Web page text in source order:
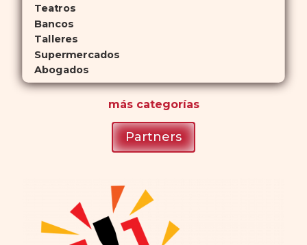
Teatros
Bancos
Talleres
Supermercados
Abogados
máscategorías
Partners